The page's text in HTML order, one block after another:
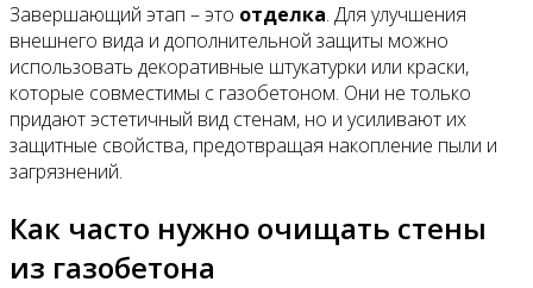
Завершающий этап – это отделка. Для улучшения
внешнего вида и дополнительной защиты можно
использовать декоративные штукатурки или краски,
которые совместимы с газобетоном. Они не только
придают эстетичный вид стенам, но и усиливают их
защитные свойства, предотвращая накопление пыли и
загрязнений.
Как часто нужно очищать стены
из газобетона